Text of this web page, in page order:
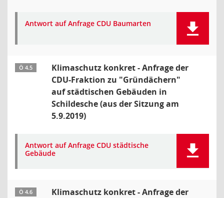
Antwort auf Anfrage CDU Baumarten
Ö 4.5
Klimaschutz konkret - Anfrage der
CDU-Fraktion zu "Gründächern"
auf städtischen Gebäuden in
Schildesche (aus der Sitzung am
5.9.2019)
Antwort auf Anfrage CDU städtische
Gebäude
Ö 4.6
Klimaschutz konkret - Anfrage der